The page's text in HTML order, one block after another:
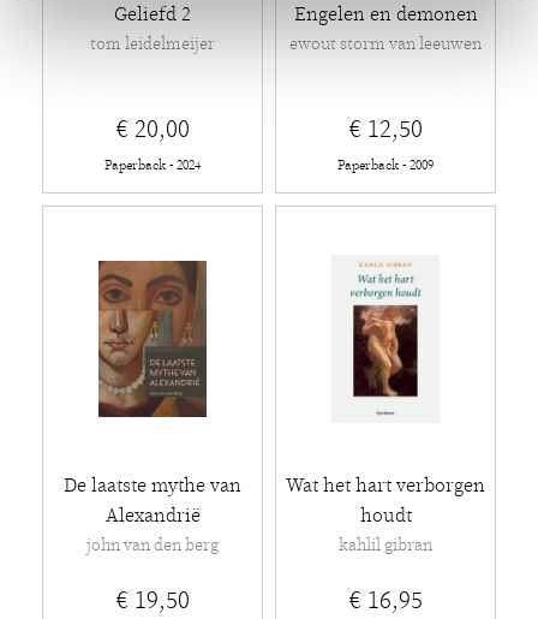
Geliefd 2
tom leidelmeijer
€ 20,00
Paperback - 2024
Engelen en demonen
ewout storm van leeuwen
€ 12,50
Paperback - 2009
De laatste mythe van
Alexandrië
john van den berg
€ 19,50
Wat het hart verborgen
houdt
kahlil gibran
€ 16,95